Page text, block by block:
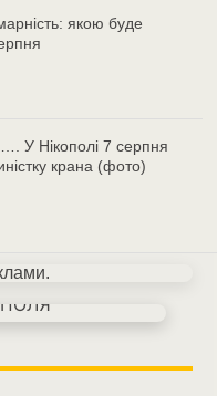
якою буде
У Нікополі 7 серпня
крана (фото)